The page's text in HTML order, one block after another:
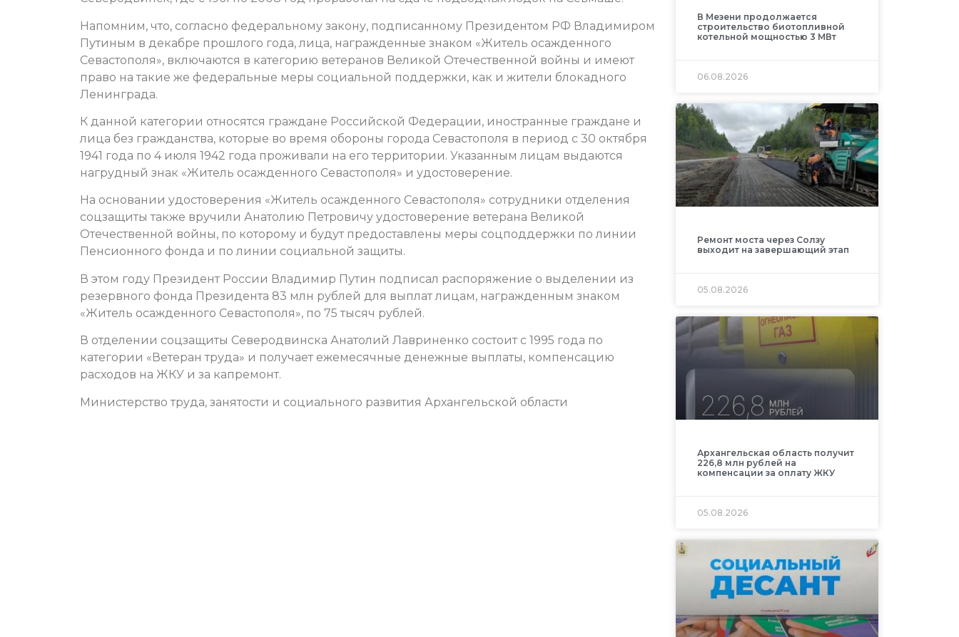
Напомним, что, согласно федеральному закону, подписанному Президентом РФ Владимиром
Путиным в декабре прошлого года, лица, награжденные знаком «Житель осажденного
Севастополя», включаются в категорию ветеранов Великой Отечественной войны и имеют
право на такие же федеральные меры социальной поддержки, как и жители блокадного
Ленинграда.
К данной категории относятся граждане Российской Федерации, иностранные граждане и
лица без гражданства, которые во время обороны города Севастополя в период с 30 октября
1941 года по 4 июля 1942 года проживали на его территории. Указанным лицам выдаются
нагрудный знак «Житель осажденного Севастополя» и удостоверение.
На основании удостоверения «Житель осажденного Севастополя» сотрудники отделения
соцзащиты также вручили Анатолию Петровичу удостоверение ветерана Великой
Отечественной войны, по которому и будут предоставлены меры соцподдержки по линии
Пенсионного фонда и по линии социальной защиты.
В этом году Президент России Владимир Путин подписал распоряжение о выделении из
резервного фонда Президента 83 млн рублей для выплат лицам, награжденным знаком
«Житель осажденного Севастополя», по 75 тысяч рублей.
В отделении соцзащиты Северодвинска Анатолий Лавриненко состоит с 1995 года по
категории «Ветеран труда» и получает ежемесячные денежные выплаты, компенсацию
расходов на ЖКУ и за капремонт.
Министерство труда, занятости и социального развития Архангельской области
В Мезени продолжается
строительство биотопливной
котельной мощностью 3 МВт
06.08.2026
Ремонт моста через Солзу
выходит на завершающий этап
05.08.2026
Архангельская область получит
226,8 млн рублей на
компенсации за оплату ЖКУ
05.08.2026